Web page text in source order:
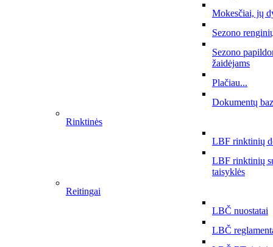
Mokesčiai, jų
Sezono
Sezono
žaidėjams
Plačiau...
Dokumentų
Rinktinės
LBF rinktinių
LBF rinktinių
taisyklės
Reitingai
LBČ nuostatai
LBČ